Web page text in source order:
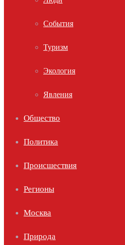
События
Туризм
Экология
Явления
Общество
Политика
Происшествия
Регионы
Москва
Природа